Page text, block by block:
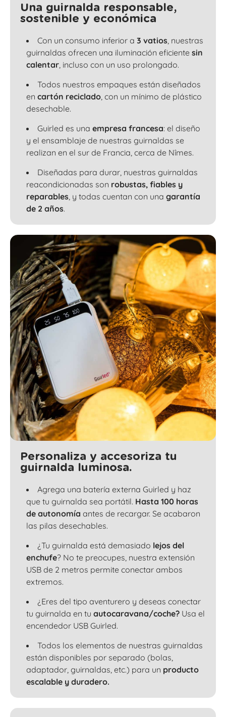
Una guirnalda responsable,
sostenible y económica
Con un consumo inferior a 3 vatios , nuestras
guirnaldas ofrecen una iluminación eficiente sin
calentar , incluso con un uso prolongado.
Todos nuestros empaques están diseñados
en cartón reciclado , con un mínimo de plástico
desechable.
Guirled es una empresa francesa: el diseño
y el ensamblaje de nuestras guirnaldas se
realizan en el sur de Francia, cerca de Nîmes.
Diseñadas para durar, nuestras guirnaldas
reacondicionadas son robustas, fiables y
reparables , y todas cuentan con una garantía
de 2 años.
Personaliza y accesoriza tu
guirnalda luminosa.
Agrega una batería externa Guirled y haz
que tu guirnalda sea portátil. Hasta 100 horas
de autonomía antes de recargar. Se acabaron
las pilas desechables.
¿Tu guirnalda está demasiado lejos del
enchufe? No te preocupes, nuestra extensión
USB de 2 metros permite conectar ambos
extremos.
¿Eres del tipo aventurero y deseas conectar
tu guirnalda en tu autocaravana/coche? Usa el
encendedor USB Guirled.
Todos los elementos de nuestras guirnaldas
están disponibles por separado (bolas,
adaptador, guirnaldas, etc.) para un producto
escalable y duradero.